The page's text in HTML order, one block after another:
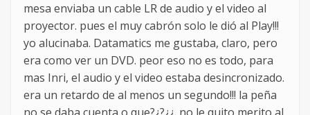
mesa enviaba un cable LR de audio y el video al
proyector. pues el muy cabrón solo le dió al Play!!!
yo alucinaba. Datamatics me gustaba, claro, pero
era como ver un DVD. peor eso no es todo, para
mas Inri, el audio y el video estaba desincronizado.
era un retardo de al menos un segundo!!! la peña